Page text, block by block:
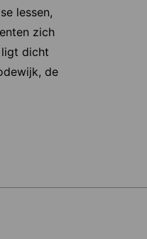
lessen,
zich
ligt dicht
de